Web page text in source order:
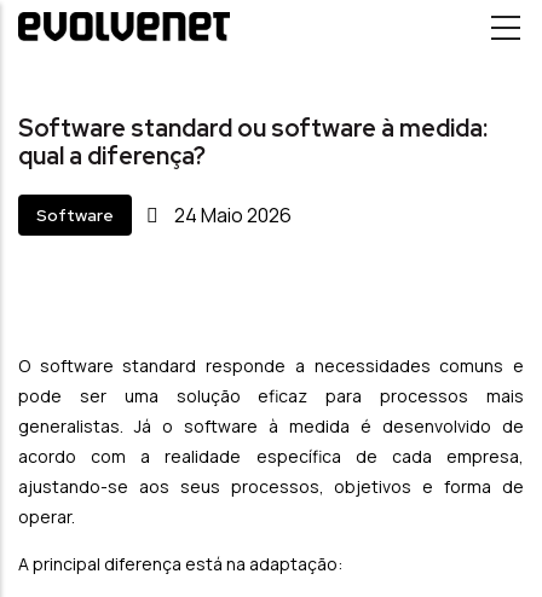
Passar para o conteúdo principal
Software standard ou software à medida:
qual a diferença?
Software 24Maio2026
O software standard responde a necessidades comuns e
pode ser uma solução eficaz para processos mais
generalistas. Já o software à medida é desenvolvido de
acordo com a realidade específica de cada empresa,
ajustando-se aos seus processos, objetivos e forma de
operar.
A principal diferença está na adaptação: